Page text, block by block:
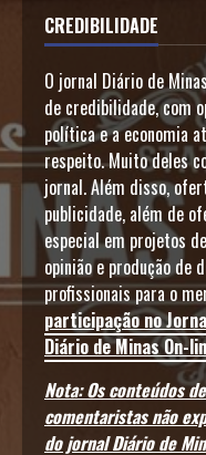
CREDIBILIDADE
O jornal Diário de
de credibilidade, com
política e a economia
respeito. Muito deles
jornal. Além disso,
publicidade, além de
especial em projetos
opinião e produção de
profissionais para o
participação no
Diário de Minas On-
Nota: Os conteúdos
comentaristas não
do jornal Diário de